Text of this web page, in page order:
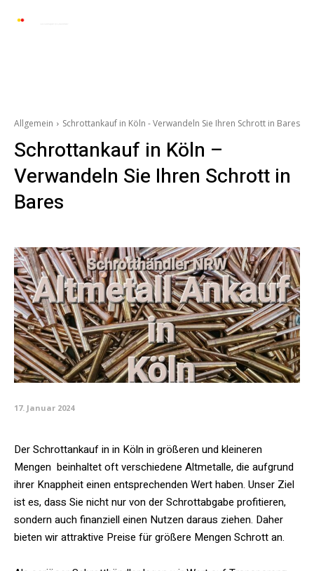
Allgemein Schrottankauf in Köln - Verwandeln Sie Ihren Schrott in Bares
Schrottankauf in Köln –
Verwandeln Sie Ihren Schrott in
Bares
17. Januar 2024
Der Schrottankauf in in Köln in größeren und kleineren
Mengen beinhaltet oft verschiedene Altmetalle, die aufgrund
ihrer Knappheit einen entsprechenden Wert haben. Unser Ziel
ist es, dass Sie nicht nur von der Schrottabgabe profitieren,
sondern auch finanziell einen Nutzen daraus ziehen. Daher
bieten wir attraktive Preise für größere Mengen Schrott an.